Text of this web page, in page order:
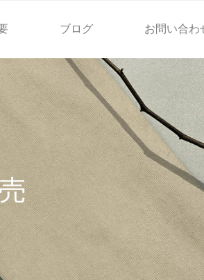
ブログ お問い合わ